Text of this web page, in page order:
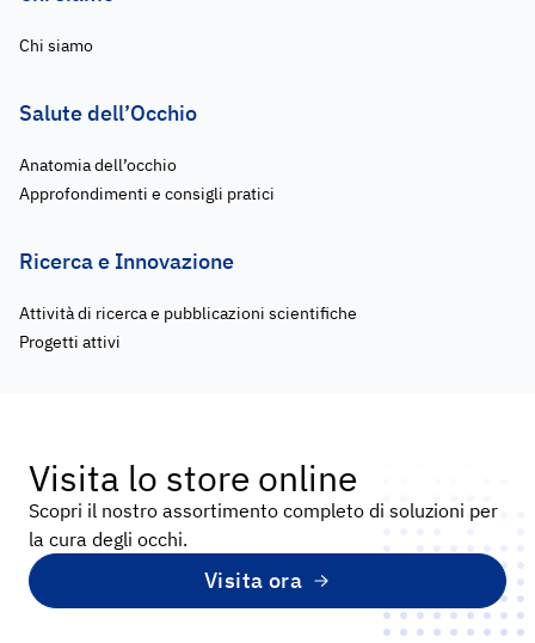
Chi siamo
Salute dell’Occhio
Anatomia dell’occhio
Approfondimenti e consigli pratici
Ricerca e Innovazione
Attività di ricerca e pubblicazioni scientifiche
Progetti attivi
Visita lo store online
Scopri il nostro assortimento completo di soluzioni per
la cura degli occhi.
Visita ora